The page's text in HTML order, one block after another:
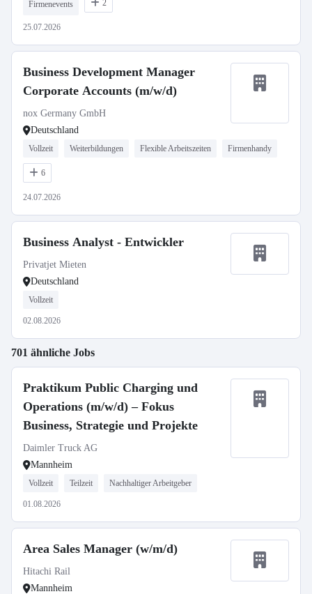
Firmenevents 2
25.07.2026
Business Development Manager
Corporate Accounts (m/w/d)
nox Germany GmbH
Deutschland
Vollzeit Weiterbildungen Flexible Arbeitszeiten Firmenhandy
6
24.07.2026
Business Analyst - Entwickler
Privatjet Mieten
Deutschland
Vollzeit
02.08.2026
701 ähnliche Jobs
Praktikum Public Charging und
Operations (m/w/d) – Fokus
Business, Strategie und Projekte
Daimler Truck AG
Mannheim
Vollzeit Teilzeit Nachhaltiger Arbeitgeber
01.08.2026
Area Sales Manager (w/m/d)
Hitachi Rail
Mannheim